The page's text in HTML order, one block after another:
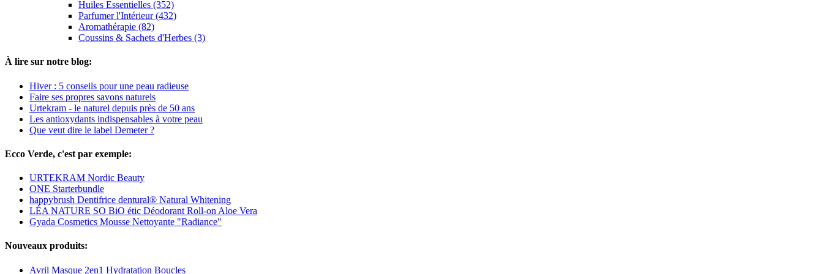
Huiles Essentielles (352)
Parfumer l'Intérieur (432)
Aromathérapie (82)
Coussins & Sachets d'Herbes (3)
À lire sur notre blog:
Hiver : 5 conseils pour une peau radieuse
Faire ses propres savons naturels
Urtekram - le naturel depuis près de 50 ans
Les antioxydants indispensables à votre peau
Que veut dire le label Demeter ?
Ecco Verde, c'est par exemple:
URTEKRAM Nordic Beauty
ONE Starterbundle
happybrush Dentifrice dentural® Natural Whitening
LÉA NATURE SO BiO étic Déodorant Roll-on Aloe Vera
Gyada Cosmetics Mousse Nettoyante "Radiance"
Nouveaux produits:
Avril Masque 2en1 Hydratation Boucles